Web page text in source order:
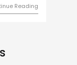
निवेश सोच-